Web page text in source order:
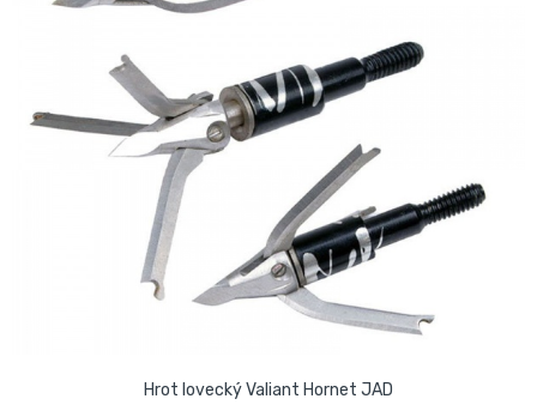
Hrot lovecký Valiant Hornet JAD